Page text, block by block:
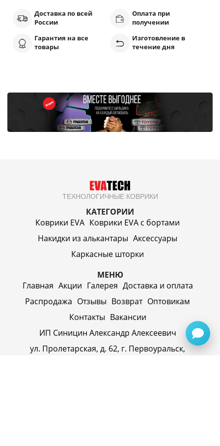
Доставка по всей
России
Оплата при
получении
Гарантия на все
товары
Изготовление в
течение дня
ТЕХНОЛОГИЧНЫЕ КОВРИКИ
КАТЕГОРИИ
Коврики EVA Коврики EVA c бортами
Накидки из алькантары Аксессуары
Каркасные шторки
МЕНЮ
Главная Акции Галерея Доставка и оплата
Распродажа Отзывы Возврат Оптовикам
Контакты Вакансии
ИП Синицин Александр Алексеевич
ул. Пролетарская, д. 62, г. Первоуральск,